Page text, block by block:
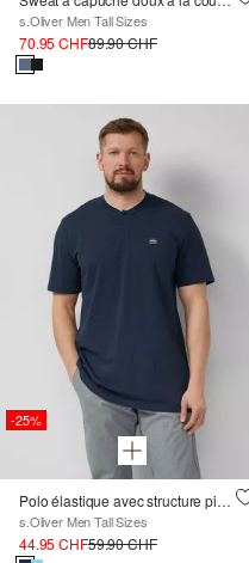
s.Oliver Men Tall Sizes
70.95 CHF89.90 CHF
-25%
Polo élastique avec structure piquée
s.Oliver Men Tall Sizes
44.95 CHF59.90 CHF